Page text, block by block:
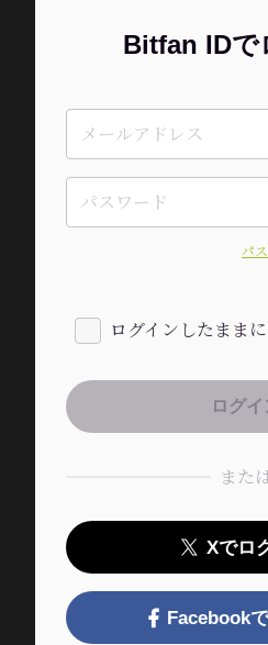
Bitfan IDで
パ
ログインしたまま
また
Xでロ
Facebook